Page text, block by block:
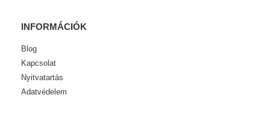
INFORMÁCIÓK
Blog
Kapcsolat
Nyitvatartás
Adatvédelem